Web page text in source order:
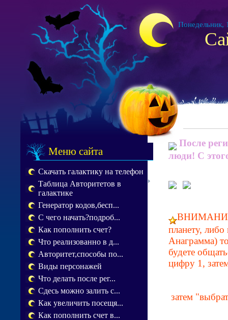
Понедельник,
Меню сайта
Скачать галактику на телефон
Таблица Авторитетов в
галактике
Генератор кодов,бесп...
С чего начать?подроб...
Как пополнить счет?
Что реализованно в д...
Авторитет,способы по...
Виды персонажей
Что делать после рег...
Сдесь можно залить с...
Как увеличить посещя...
Как пополнить счет в...
После
люди! С
планету,
Анаграмма)
будете
цифру 1,
затем